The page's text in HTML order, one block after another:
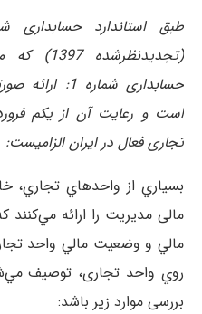
تجاری فعال در ایران الزامیست:
بسياري از واحدهاي تجاري،
مالی مديريت را ارائه مي‌کنند
مالي و وضعيت مالي واحد
‌روي واحد تجاری، توصیف
بررسی موارد زير باشد: